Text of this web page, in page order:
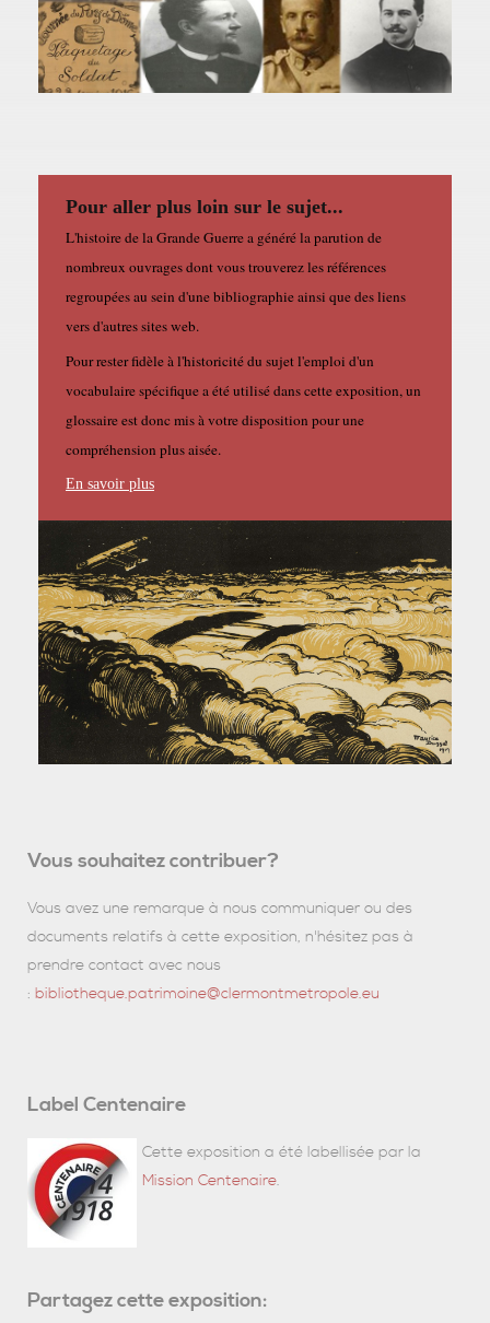
Pour aller plus loin sur le sujet...
L'histoire de la Grande Guerre a généré la parution de
nombreux ouvrages dont vous trouverez les références
regroupées au sein d'une bibliographie ainsi que des liens
vers d'autres sites web.
Pour rester fidèle à l'historicité du sujet l'emploi d'un
vocabulaire spécifique a été utilisé dans cette exposition, un
glossaire est donc mis à votre disposition pour une
compréhension plus aisée.
En savoir plus
Vous souhaitez contribuer?
Vous avez une remarque à nous communiquer ou des
documents relatifs à cette exposition, n'hésitez pas à
prendre contact avec nous
: bibliotheque.patrimoine@clermontmetropole.eu
Label Centenaire
Cette exposition a été labellisée par la
Mission Centenaire.
Partagez cette exposition: